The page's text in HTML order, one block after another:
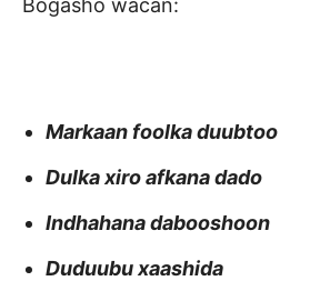
Bogasho wacan:
Markaan foolka duubtoo
Dulka xiro afkana dado
Indhahana dabooshoon
Duduubu xaashida